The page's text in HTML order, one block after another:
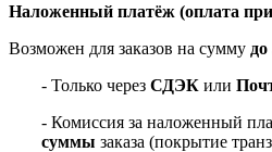
Наложенный платёж (оплата
Возможен для заказов на сумму до
- Только через СДЭК или
- Комиссия за наложенный
суммы заказа (покрытие